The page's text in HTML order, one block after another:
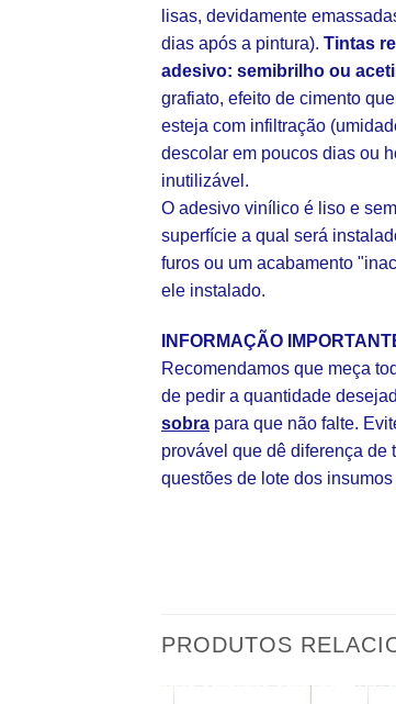
lisas, devidamente
dias após a pintura). Tintas
adesivo: semibrilho ou
grafiato, efeito de cimento
esteja com infiltração
descolar em poucos dias ou
inutilizável.
O adesivo vinílico é liso e
superfície a qual será
furos ou um acabamento
ele instalado.
INFORMAÇÃO
Recomendamos que meça
de pedir a quantidade
sobra para que não falte.
provável que dê diferença
questões de lote dos
PRODUTOS